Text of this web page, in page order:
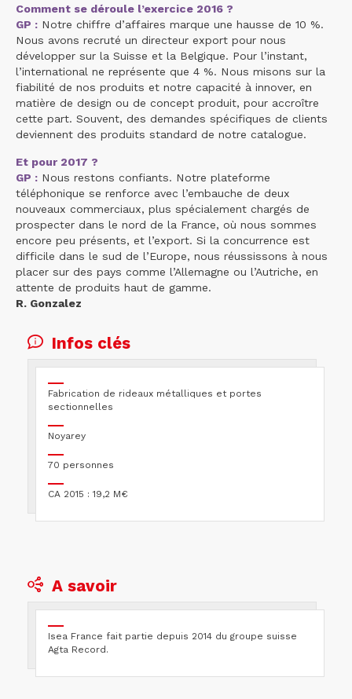
Comment se déroule l’exercice 2016 ?
GP : Notre chiffre d’affaires marque une hausse de 10 %.
Nous avons recruté un directeur export pour nous
développer sur la Suisse et la Belgique. Pour l’instant,
l’international ne représente que 4 %. Nous misons sur la
fiabilité de nos produits et notre capacité à innover, en
matière de design ou de concept produit, pour accroître
cette part. Souvent, des demandes spécifiques de clients
deviennent des produits standard de notre catalogue.
Et pour 2017 ?
GP : Nous restons confiants. Notre plateforme
téléphonique se renforce avec l’embauche de deux
nouveaux commerciaux, plus spécialement chargés de
prospecter dans le nord de la France, où nous sommes
encore peu présents, et l’export. Si la concurrence est
difficile dans le sud de l’Europe, nous réussissons à nous
placer sur des pays comme l’Allemagne ou l’Autriche, en
attente de produits haut de gamme.
R. Gonzalez
Infos clés
Fabrication de rideaux métalliques et portes
sectionnelles
Noyarey
70 personnes
CA 2015 : 19,2 M€
A savoir
Isea France fait partie depuis 2014 du groupe suisse
Agta Record.